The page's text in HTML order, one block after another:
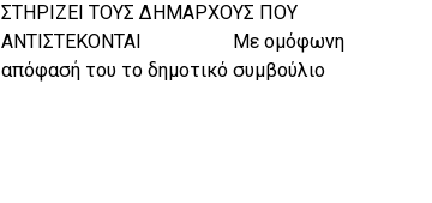
ΣΤΗΡΙΖΕΙ ΤΟΥΣ ΔΗΜΑΡΧΟΥΣ ΠΟΥ
ΑΝΤΙΣΤΕΚΟΝΤΑΙ Με ομόφωνη
απόφασή του το δημοτικό συμβούλιο